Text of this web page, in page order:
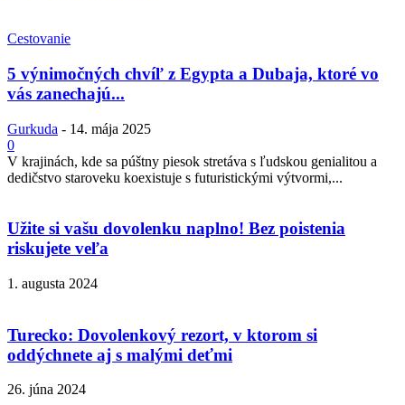
Cestovanie
5 výnimočných chvíľ z Egypta a Dubaja, ktoré vo
vás zanechajú...
Gurkuda - 14. mája 2025
0
V krajinách, kde sa púštny piesok stretáva s ľudskou genialitou a
dedičstvo staroveku koexistuje s futuristickými výtvormi,...
Užite si vašu dovolenku naplno! Bez poistenia
riskujete veľa
1. augusta 2024
Turecko: Dovolenkový rezort, v ktorom si
oddýchnete aj s malými deťmi
26. júna 2024